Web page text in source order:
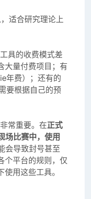
适合研究理论上
具的收费模式差
大量付费项目；有
年费）；还有的
要根据自己的预
常重要。在正式
场比赛中，使用
会导致封号甚至
个平台的规则，仅
用这些工具。